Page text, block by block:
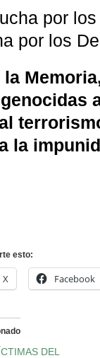
por
por los
la
la
esto:
X Facebook
DEL